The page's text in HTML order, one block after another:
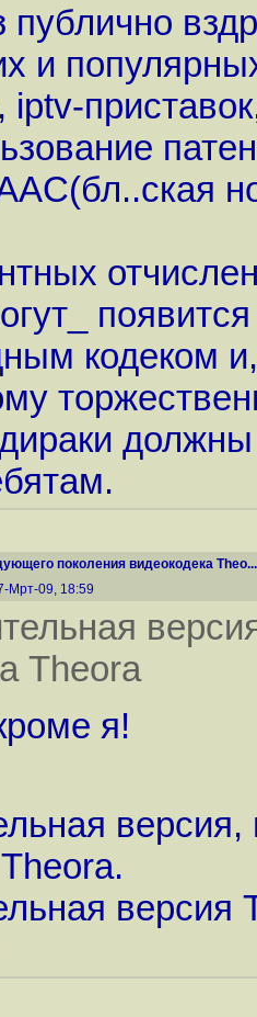
публично
и
кодеком
должны
поколения видеокодека
Мрт-09, 18:59
Theora
я!
версия